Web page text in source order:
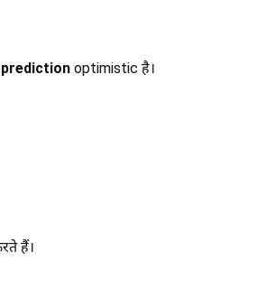
predictionoptimistic है।
हैं।